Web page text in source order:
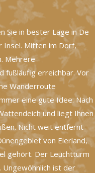
Sie in bester Lage in De
Insel. Mitten im Dorf,
Mehrere
fußläufig erreichbar. Vor
Wanderroute
eine gute Idee. Nach
und liegt Ihnen
Nicht weit entfernt
von Eierland,
gehört. Der Leuchtturm
ist der